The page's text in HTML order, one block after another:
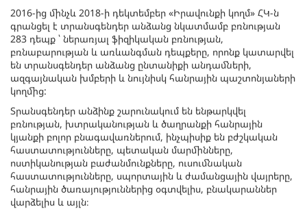
2016-ից մինչև 2018-ի դեկտեմբեր «Իրավունքի կողմ» ՀԿ-ն
գրանցել է տրանսգենդեր անձանց նկատմամբ բռնության
283 դեպք ՝ ներառյալ ֆիզիկական բռնության,
բռնաբարության և առևանգման դեպքերը, որոնք կատարվել
են տրանսգենդեր անձանց ընտանիքի անդամների,
ազգայնական խմբերի և նույնիսկ հանրային պաշտոնյաների
կողմից:
Տրանսգենդեր անձինք շարունակում են ենթարկվել
բռնության, խտրականության և ծաղրանքի հանրային
կյանքի բոլոր բնագավառներում, ինչպիսիք են բժշկական
հաստատությունները, պետական մարմինները,
ոստիկանության բաժանմունքները, ուսումնական
հաստատությունները, սպորտային և ժամանցային վայրերը,
հանրային ծառայություններից օգտվելիս, բնակարաններ
վարձելիս և այլն։